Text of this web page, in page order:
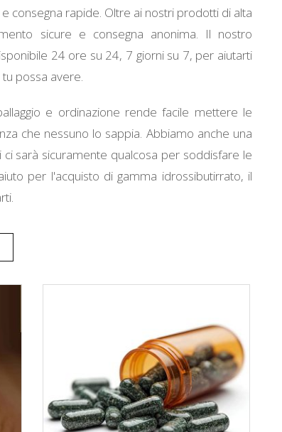
consegna rapide. Oltre ai nostri prodotti di alta
sicure e consegna anonima. Il nostro
24 ore su 24, 7 giorni su 7, per aiutarti
possa avere.
e ordinazione rende facile mettere le
che nessuno lo sappia. Abbiamo anche una
sarà sicuramente qualcosa per soddisfare le
per l'acquisto di gamma idrossibutirrato, il